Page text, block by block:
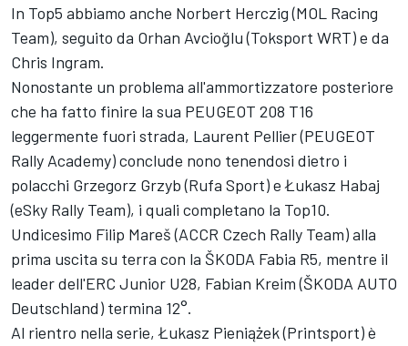
In Top5 abbiamo anche Norbert Herczig (MOL Racing
Team), seguito da Orhan Avcioğlu (Toksport WRT) e da
Chris Ingram.
Nonostante un problema all'ammortizzatore posteriore
che ha fatto finire la sua PEUGEOT 208 T16
leggermente fuori strada, Laurent Pellier (PEUGEOT
Rally Academy) conclude nono tenendosi dietro i
polacchi Grzegorz Grzyb (Rufa Sport) e Łukasz Habaj
(eSky Rally Team), i quali completano la Top10.
Undicesimo Filip Mareš (ACCR Czech Rally Team) alla
prima uscita su terra con la ŠKODA Fabia R5, mentre il
leader dell'ERC Junior U28, Fabian Kreim (ŠKODA AUTO
Deutschland) termina 12°.
Al rientro nella serie, Łukasz Pieniążek (Printsport) è